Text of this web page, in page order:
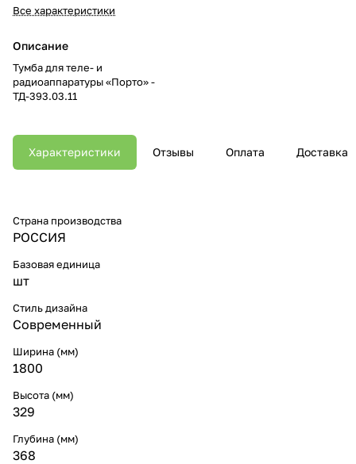
Все характеристики
Описание
Тумба для теле- и
радиоаппаратуры «Порто» -
ТД-393.03.11
Характеристики Отзывы Оплата Доставка
Страна производства
РОССИЯ
Базовая единица
шт
Стиль дизайна
Современный
Ширина (мм)
1800
Высота (мм)
329
Глубина (мм)
368